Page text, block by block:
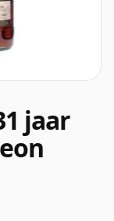
jaar